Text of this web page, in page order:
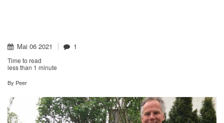
Mai 06 2021 1
Time to read
less than 1 minute
By Peer